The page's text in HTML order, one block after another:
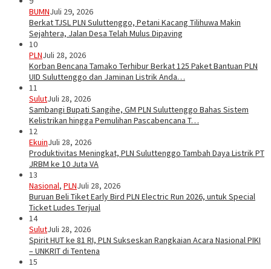
BUMNJuli 29, 2026
Berkat TJSL PLN Suluttenggo, Petani Kacang Tilihuwa Makin
Sejahtera, Jalan Desa Telah Mulus Dipaving
10
PLNJuli 28, 2026
Korban Bencana Tamako Terhibur Berkat 125 Paket Bantuan PLN
UID Suluttenggo dan Jaminan Listrik Anda…
11
SulutJuli 28, 2026
Sambangi Bupati Sangihe, GM PLN Suluttenggo Bahas Sistem
Kelistrikan hingga Pemulihan Pascabencana T…
12
EkuinJuli 28, 2026
Produktivitas Meningkat, PLN Suluttenggo Tambah Daya Listrik PT
JRBM ke 10 Juta VA
13
Nasional, PLNJuli 28, 2026
Buruan Beli Tiket Early Bird PLN Electric Run 2026, untuk Special
Ticket Ludes Terjual
14
SulutJuli 28, 2026
Spirit HUT ke 81 RI, PLN Sukseskan Rangkaian Acara Nasional PIKI
– UNKRIT di Tentena
15